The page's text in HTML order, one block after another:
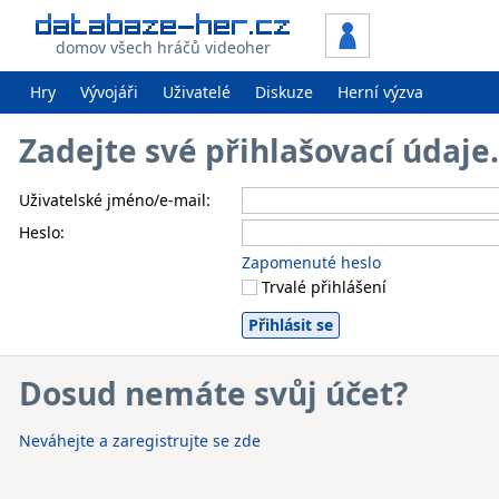
domov všech hráčů videoher
Hry Vývojáři Uživatelé Diskuze Herní výzva
Zadejte své přihlašovací
Uživatelské jméno/e-mail:
Heslo:
Zapomenuté heslo
Trvalé přihlášení
Dosud nemáte svůj účet?
Neváhejte a zaregistrujte se zde